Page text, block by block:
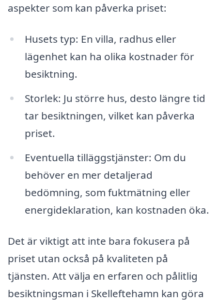
aspekter som kan påverka priset:
Husets typ: En villa, radhus eller
lägenhet kan ha olika kostnader för
besiktning.
Storlek: Ju större hus, desto längre tid
tar besiktningen, vilket kan påverka
priset.
Eventuella tilläggstjänster: Om du
behöver en mer detaljerad
bedömning, som fuktmätning eller
energideklaration, kan kostnaden öka.
Det är viktigt att inte bara fokusera på
priset utan också på kvaliteten på
tjänsten. Att välja en erfaren och pålitlig
besiktningsman i Skelleftehamn kan göra